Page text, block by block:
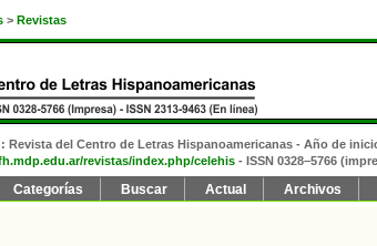
> Revistas
: Revista del Centro de Letras Hispanoamericanas - Año de
revistas/index.php/celehis - ISSN 0328–5766
Categorías Buscar Actual Archivos